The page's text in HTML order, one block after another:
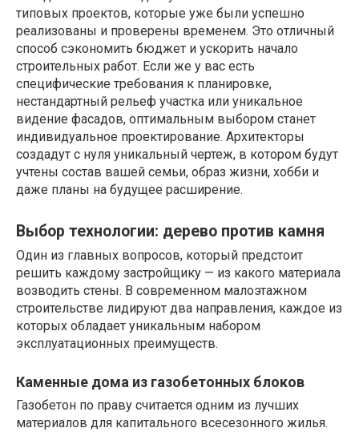
типовых проектов, которые уже были успешно
реализованы и проверены временем. Это отличный
способ сэкономить бюджет и ускорить начало
строительных работ. Если же у вас есть
специфические требования к планировке,
нестандартный рельеф участка или уникальное
видение фасадов, оптимальным выбором станет
индивидуальное проектирование. Архитекторы
создадут с нуля уникальный чертеж, в котором будут
учтены состав вашей семьи, образ жизни, хобби и
даже планы на будущее расширение.
Выбор технологии: дерево против камня
Один из главных вопросов, который предстоит
решить каждому застройщику — из какого материала
возводить стены. В современном малоэтажном
строительстве лидируют два направления, каждое из
которых обладает уникальным набором
эксплуатационных преимуществ.
Каменные дома из газобетонных блоков
Газобетон по праву считается одним из лучших
материалов для капитального всесезонного жилья.